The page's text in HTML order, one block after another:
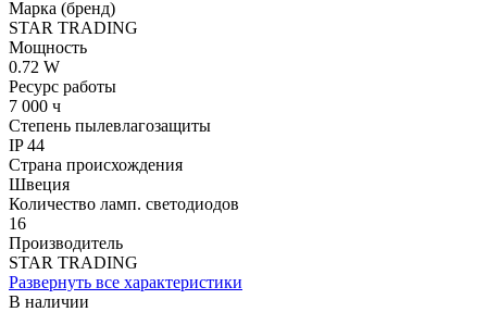
Марка (бренд)
STAR TRADING
Мощность
0.72 W
Ресурс работы
7 000 ч
Степень пылевлагозащиты
IP 44
Страна происхождения
Швеция
Количество ламп. светодиодов
16
Производитель
STAR TRADING
Развернуть все характеристики
В наличии